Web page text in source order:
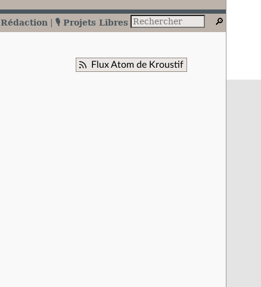
Rédaction 🎙️ Projets Libres
Flux Atom de Kroustif